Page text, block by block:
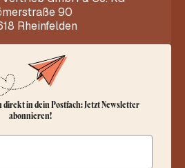
90
Rheinfelden
in dein Postfach: Jetzt Newsletter
abonnieren!